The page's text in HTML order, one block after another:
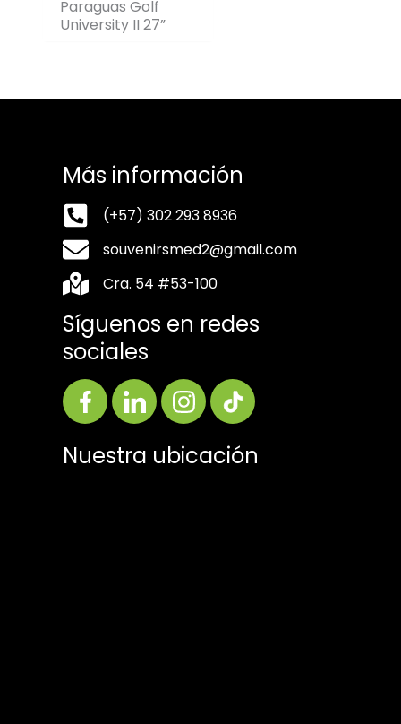
Paraguas Golf
University II 27”
Más información
(+57) 302 293 8936
souvenirsmed2@gmail.com
Cra. 54 #53-100
Síguenos en redes
sociales
Nuestra ubicación